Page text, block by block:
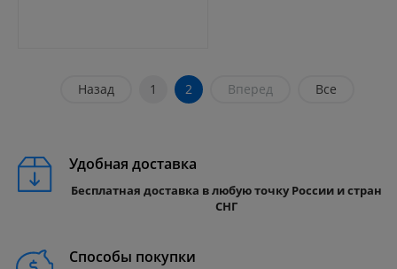
Назад 1 2 Вперед Все
Удобная доставка
Бесплатная доставка в любую точку России и стран
СНГ
Способы покупки